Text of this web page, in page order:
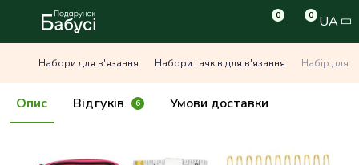
0 0 UA
Набори для в'язання Набори гачків для в'язання Набір для
Опис Відгуків 6 Умови доставки